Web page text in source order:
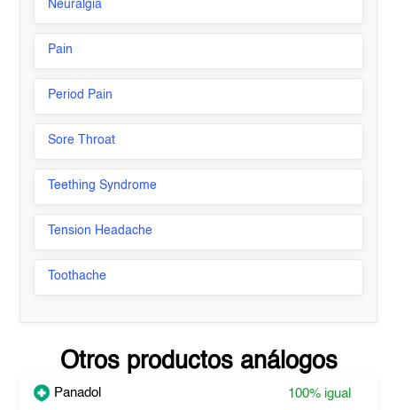
Neuralgia
Pain
Period Pain
Sore Throat
Teething Syndrome
Tension Headache
Toothache
Otros productos análogos
Panadol 100% igual